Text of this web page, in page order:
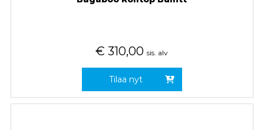
€ 310,00 sis. alv
Tilaa nyt